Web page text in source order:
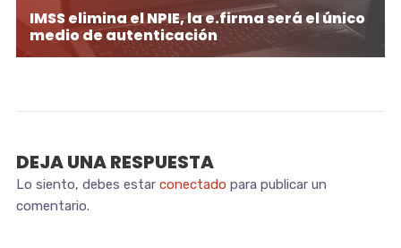
IMSS elimina el NPIE, la e.firma será el único
medio de autenticación
DEJA UNA RESPUESTA
Lo siento, debes estar conectado para publicar un
comentario.